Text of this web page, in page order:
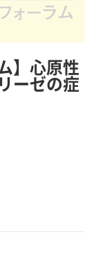
】心原性
ーゼの症